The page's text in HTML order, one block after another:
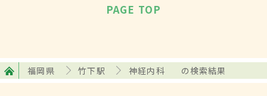
PAGE TOP
福岡県 竹下駅 神経内科 の検索結果